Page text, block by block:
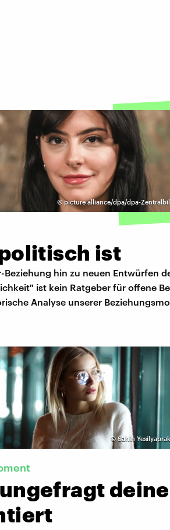
©picture alliance/dpa/dpa-
ist
hin zu neuen Entwürfen
ist kein Ratgeber für offene
Analyse unserer
©Sahin
deine